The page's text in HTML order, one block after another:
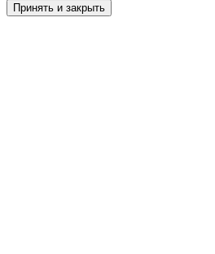
Принять и закрыть